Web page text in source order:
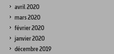
avril 2020
mars 2020
février 2020
janvier 2020
décembre 2019